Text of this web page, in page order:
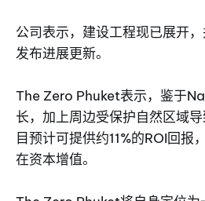
公司表示，建设工程现已展开
发布进展更新。
The Zero Phuket表示，鉴于
长，加上周边受保护自然区域
目预计可提供约11%的ROI回报
在资本增值。